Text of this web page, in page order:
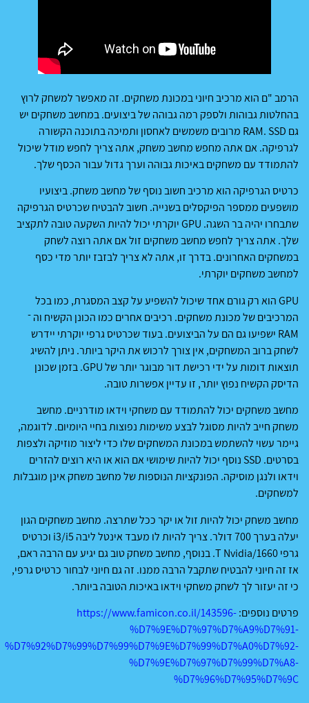
הרמב "ם הוא מרכיב חיוני במכונת משחקים. זה מאפשר למשחק לרוץ
בהחלטות גבוהות ולספק רמה גבוהה של ביצועים. במחשב משחקים יש
גם RAM. SSD מרובים משמשים לאחסון ותמיכה בתוכנה הקשורה
לגרפיקה. אם אתה מחפש מחשב משחק, אתה צריך לחפש מודל שיכול
להתמודד עם משחקים באיכות גבוהה וערך גדול עבור הכסף שלך.
כרטיס הגרפיקה הוא מרכיב חשוב נוסף של מחשב משחק. ביצועיו
מושפעים ממספר הפיקסלים בשנייה. חשוב להבטיח שכרטיס הגרפיקה
שתבחרו יהיה בר השגה. GPU יוקרתי יכול להיות השקעה טובה לתקציב
שלך. אתה צריך לחפש מחשב משחקים זול אם אתה רוצה לשחק
במשחקים האחרונים. בדרך זו, אתה לא צריך לבזבז יותר מדי כסף
למחשב משחקים יוקרתי.
GPU הוא רק גורם אחד שיכול להשפיע על קצב המסגרת, כמו בכל
המרכיבים של מכונת משחקים. רכיבים אחרים כמו הכונן הקשיח וה ־
RAM ישפיעו גם הם על הביצועים. בעוד שכרטיס גרפי יוקרתי יידרש
לשחק ברוב המשחקים, אין צורך לרכוש את היקר ביותר. ניתן להשיג
תוצאות דומות על ידי רכישת דור מבוגר יותר של GPU. בזמן שכונן
הדיסק הקשיח נפוץ יותר, זו עדיין אפשרות טובה.
מחשב משחקים יכול להתמודד עם משחקי וידאו מודרניים. מחשב
משחק חייב להיות מסוגל לבצע משימות נפוצות בחיי היומיום. לדוגמה,
גיימר עשוי להשתמש במכונת המשחקים שלו כדי ליצור מוזיקה ולצפות
בסרטים. SSD נוסף יכול להיות שימושי אם הוא או היא רוצים להזרים
וידאו ולנגן מוסיקה. הפונקציות הנוספות של מחשב משחק אינן מוגבלות
למשחקים.
מחשב משחק יכול להיות זול או יקר ככל שתרצה. מחשב משחקים הגון
יעלה בערך 700 דולר. צריך להיות לו מעבד אינטל ליבה i3/i5 וכרטיס
גרפי 1660/T Nvidia. בנוסף, מחשב משחק טוב גם יגיע עם הרבה ראם,
אז זה חיוני להבטיח שתקבל הרבה ממנו. זה גם חיוני לבחור כרטיס גרפי,
כי זה יעזור לך לשחק משחקי וידאו באיכות הטובה ביותר.
פרטים נוספים:https://www.famicon.co.il/143596-
%D7%9E%D7%97%D7%A9%D7%91-
%D7%92%D7%99%D7%99%D7%9E%D7%99%D7%A0%D7%92-
%D7%9E%D7%97%D7%99%D7%A8-
%D7%96%D7%95%D7%9C